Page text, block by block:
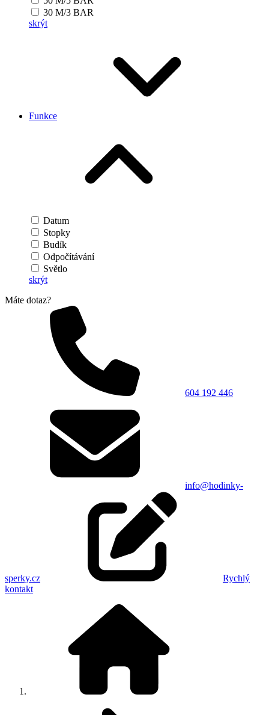
30 M/3 BAR
skrýt
Funkce
Datum
Stopky
Budík
Odpočítávání
Světlo
skrýt
Máte dotaz?
604 192 446
info@hodinky-
sperky.cz
Rychlý
kontakt